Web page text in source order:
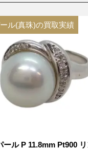
ル(真珠)の買取実績
ール P 11.8mm Pt900